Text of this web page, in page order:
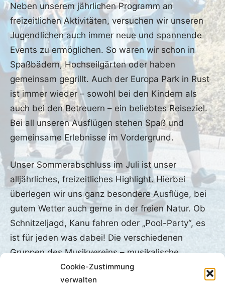
Cookie-Zustimmung
verwalten
Neben unserem jährlichen Programm an
freizeitlichen Aktivitäten, versuchen wir unseren
Jugendlichen auch immer neue und spannende
Events zu ermöglichen. So waren wir schon in
Spaßbädern, Hochseilgärten oder haben
gemeinsam gegrillt. Auch der Europa Park in Rust
ist immer wieder – sowohl bei den Kindern als
auch bei den Betreuern – ein beliebtes Reiseziel.
Bei all unseren Ausflügen stehen Spaß und
gemeinsame Erlebnisse im Vordergrund.
Unser Sommerabschluss im Juli ist unser
alljährliches, freizeitliches Highlight. Hierbei
überlegen wir uns ganz besondere Ausflüge, bei
gutem Wetter auch gerne in der freien Natur. Ob
Schnitzeljagd, Kanu fahren oder „Pool-Party“, es
ist für jeden was dabei! Die verschiedenen
Gruppen des Musikvereins – musikalische
Früherziehung, Blockflötengruppen,
Instrumentalanfänger und das Jugendorchester –